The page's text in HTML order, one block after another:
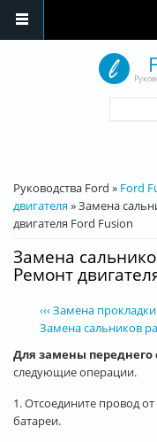
Вы здесь
Руководства Ford » Ford
двигателя»Замена
двигателя Ford Fusion
Замена
Ремонт
‹‹‹ Замена
Замена сальников
Для замены переднего
следующие операции.
1. Отсоедините провод
батареи.